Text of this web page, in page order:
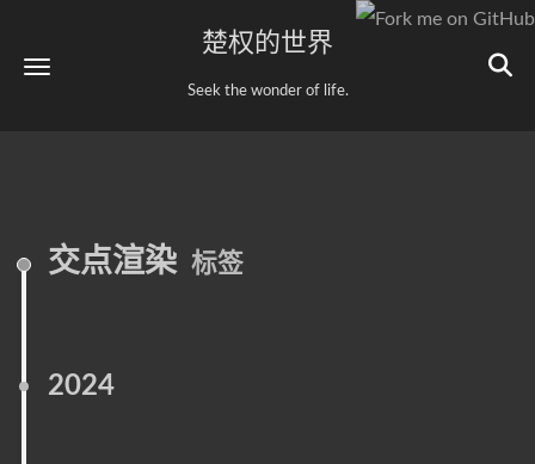
楚权的世界
Seek the wonder of life.
交点渲染 标签
2024